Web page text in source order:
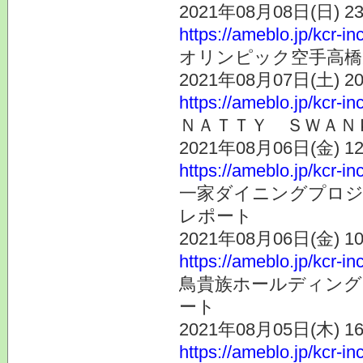
2021年08月08日(日)
https://ameblo.jp/kcr-
オリンピック空手高
2021年08月07日(土)
https://ameblo.jp/kcr-
ＮＡＴＴＹ ＳＷＡＮ
2021年08月06日(金)
https://ameblo.jp/kcr-
一家ダイニングプロ
レポート
2021年08月06日(金)
https://ameblo.jp/kcr-
鳥貴族ホールディン
ート
2021年08月05日(木)
https://ameblo.jp/kcr-